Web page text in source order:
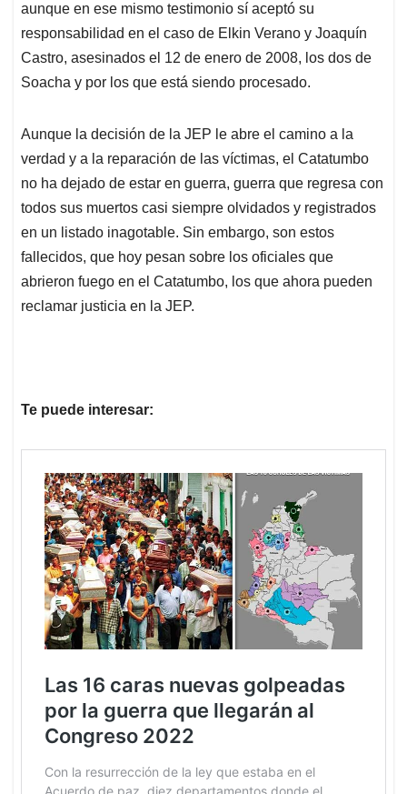
aunque en ese mismo testimonio sí aceptó su
responsabilidad en el caso de Elkin Verano y Joaquín
Castro, asesinados el 12 de enero de 2008, los dos de
Soacha y por los que está siendo procesado.
Aunque la decisión de la JEP le abre el camino a la
verdad y a la reparación de las víctimas, el Catatumbo
no ha dejado de estar en guerra, guerra que regresa con
todos sus muertos casi siempre olvidados y registrados
en un listado inagotable. Sin embargo, son estos
fallecidos, que hoy pesan sobre los oficiales que
abrieron fuego en el Catatumbo, los que ahora pueden
reclamar justicia en la JEP.
Te puede interesar: